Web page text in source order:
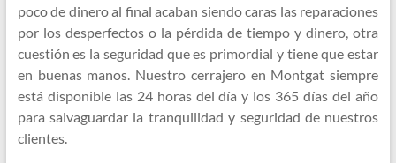
poco de dinero al final acaban siendo caras las reparaciones
por los desperfectos o la pérdida de tiempo y dinero, otra
cuestión es la seguridad que es primordial y tiene que estar
en buenas manos. Nuestro cerrajero en Montgat siempre
está disponible las 24 horas del día y los 365 días del año
para salvaguardar la tranquilidad y seguridad de nuestros
clientes.